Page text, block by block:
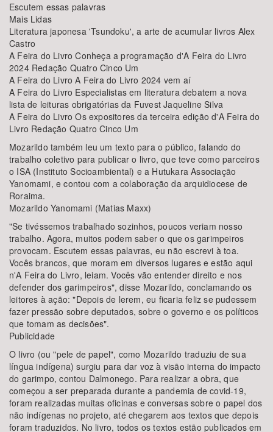
Escutem essas palavras
Mais Lidas
Literatura japonesa 'Tsundoku', a arte de acumular livros Alex
Castro
A Feira do Livro Conheça a programação d'A Feira do Livro
2024 Redação Quatro Cinco Um
A Feira do Livro A Feira do Livro 2024 vem aí
A Feira do Livro Especialistas em literatura debatem a nova
lista de leituras obrigatórias da Fuvest Jaqueline Silva
A Feira do Livro Os expositores da terceira edição d'A Feira do
Livro Redação Quatro Cinco Um
Mozarildo também leu um texto para o público, falando do
trabalho coletivo para publicar o livro, que teve como parceiros
o ISA (Instituto Socioambiental) e a Hutukara Associação
Yanomami, e contou com a colaboração da arquidiocese de
Roraima.
Mozarildo Yanomami (Matias Maxx)
"Se tivéssemos trabalhado sozinhos, poucos veriam nosso
trabalho. Agora, muitos podem saber o que os garimpeiros
provocam. Escutem essas palavras, eu não escrevi à toa.
Vocês brancos, que moram em diversos lugares e estão aqui
n'A Feira do Livro, leiam. Vocês vão entender direito e nos
defender dos garimpeiros", disse Mozarildo, conclamando os
leitores à ação: "Depois de lerem, eu ficaria feliz se pudessem
fazer pressão sobre deputados, sobre o governo e os políticos
que tomam as decisões".
Publicidade
O livro (ou "pele de papel", como Mozarildo traduziu de sua
língua indígena) surgiu para dar voz à visão interna do impacto
do garimpo, contou Dalmonego. Para realizar a obra, que
começou a ser preparada durante a pandemia de covid-19,
foram realizadas muitas oficinas e conversas sobre o papel dos
não indígenas no projeto, até chegarem aos textos que depois
foram traduzidos. No livro, todos os textos estão publicados em